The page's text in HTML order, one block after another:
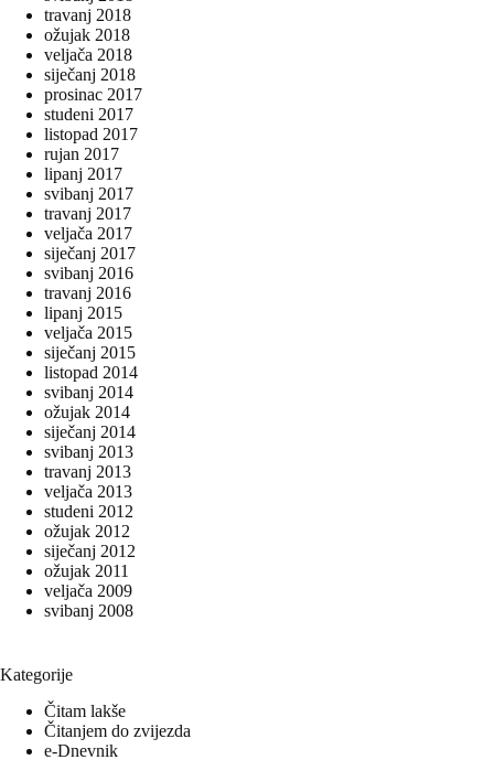
travanj 2018
ožujak 2018
veljača 2018
siječanj 2018
prosinac 2017
studeni 2017
listopad 2017
rujan 2017
lipanj 2017
svibanj 2017
travanj 2017
veljača 2017
siječanj 2017
svibanj 2016
travanj 2016
lipanj 2015
veljača 2015
siječanj 2015
listopad 2014
svibanj 2014
ožujak 2014
siječanj 2014
svibanj 2013
travanj 2013
veljača 2013
studeni 2012
ožujak 2012
siječanj 2012
ožujak 2011
veljača 2009
svibanj 2008
Kategorije
Čitam lakše
Čitanjem do zvijezda
e-Dnevnik